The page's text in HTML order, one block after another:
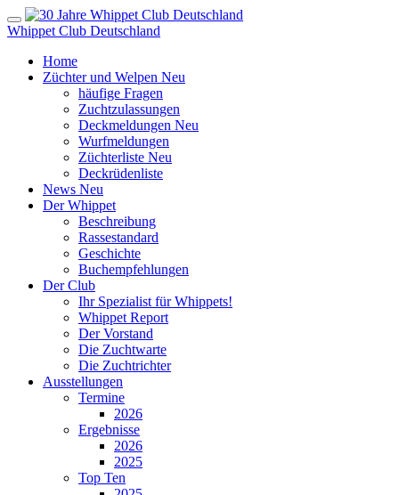
Whippet Club Deutschland
Home
Züchter und Welpen Neu
häufige Fragen
Zuchtzulassungen
Deckmeldungen Neu
Wurfmeldungen
Züchterliste Neu
Deckrüdenliste
News Neu
Der Whippet
Beschreibung
Rassestandard
Geschichte
Buchempfehlungen
Der Club
Ihr Spezialist für Whippets!
Whippet Report
Der Vorstand
Die Zuchtwarte
Die Zuchtrichter
Ausstellungen
Termine
2026
Ergebnisse
2026
2025
Top Ten